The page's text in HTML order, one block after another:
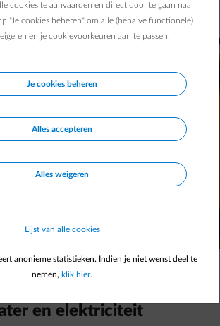
van deze 6 eenvoudige tips!
en elektriciteit
cookies te aanvaarden en direct door te gaan naar
"Je cookies beheren" om alle (behalve functionele)
en je cookievoorkeuren aan te passen.
Je cookies beheren
Alles accepteren
Alles weigeren
Lijst van alle cookies
anonieme statistieken. Indien je niet wenst deel te
nemen, klik hier.